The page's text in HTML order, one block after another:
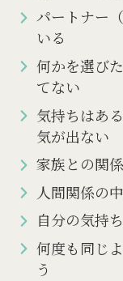
パートナー
いる
何かを選び
てない
気持ちはあ
気が出ない
家族との関
人間関係の
自分の気持
何度も同じ
う